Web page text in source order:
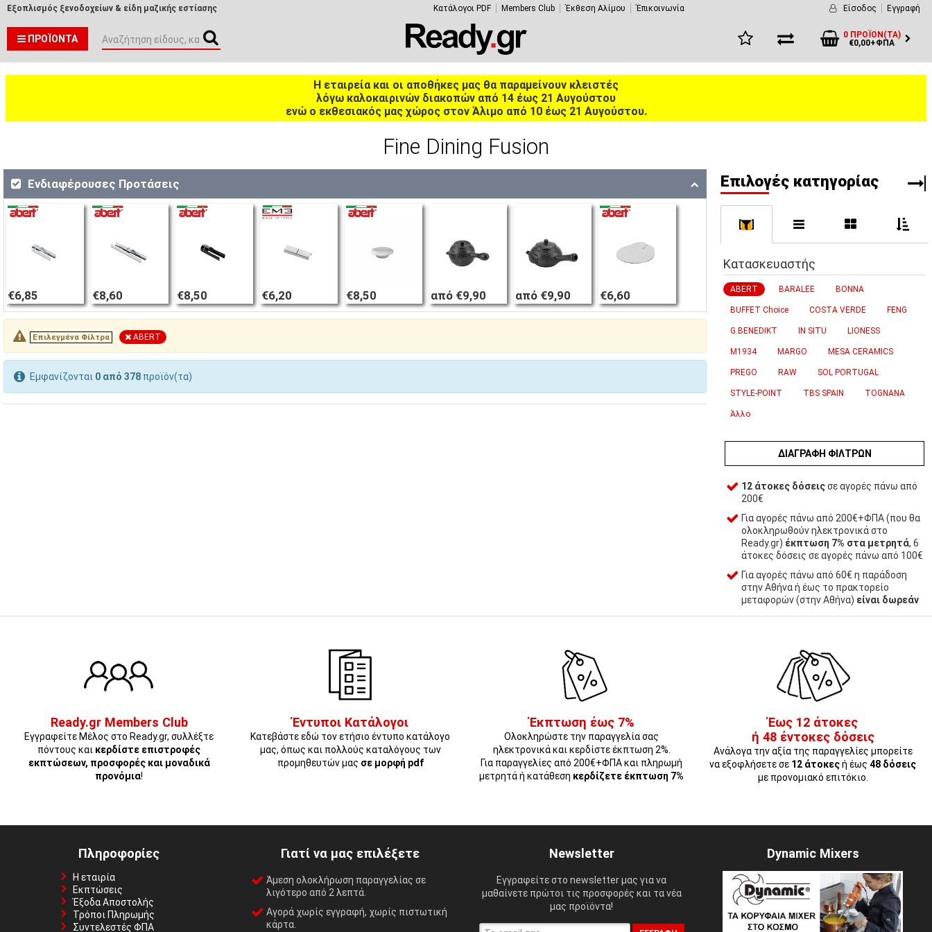
Εξοπλισμός ξενοδοχείων & είδη μαζικής εστίασης Κατάλογοι PDF Members Club Έκθεση Αλίμου Έπικοινωνία Είσοδος Εγγραφή
ΠΡΟΪΌΝΤΑ
0 ΠΡΟΪΌΝ(ΤΑ)
€0,00+ΦΠΑ
Η εταιρεία και οι αποθήκες μας θα παραμείνουν κλειστές
λόγω καλοκαιρινών διακοπών από 14 έως 21 Αυγούστου
ενώ ο εκθεσιακός μας χώρος στον Άλιμο από 10 έως 21 Αυγούστου.
Fine Dining Fusion
Ενδιαφέρουσες Προτάσεις
€6,85 €8,60 €8,50 €6,20 €8,50 από €9,90 από €9,90 €6,60
Επιλεγμένα Φίλτρα ABERT
Εμφανίζονται 0 από 378 προϊόν(τα)
Eπιλογές κατηγορίας
[
Κατασκευαστής
ABERT BARALEE BONNA
BUFFET Choice COSTA VERDE FENG
G.BENEDIKT IN SITU LIONESS
M1934 MARGO MESA CERAMICS
PREGO RAW SOL PORTUGAL
STYLE-POINT TBS SPAIN TOGNANA
Άλλο
ΔΙΑΓΡΑΦΉ ΦΊΛΤΡΩΝ
12 άτοκες δόσειςσε αγορές πάνω από
200€
Για αγορές πάνω από 200€+ΦΠΑ (που θα
ολοκληρωθούν ηλεκτρονικά στο
Ready.gr) έκπτωση 7% στα μετρητά, 6
άτοκες δόσεις σε αγορές πάνω από 100€
Για αγορές πάνω από 60€ η παράδοση
στην Αθήνα ή έως το πρακτορείο
μεταφορών (στην Αθήνα) είναι δωρεάν
Ready.gr Members Club
Εγγραφείτε Μέλος στο Ready.gr, συλλέξτε
πόντους και κερδίστε επιστροφές
εκπτώσεων, προσφορές και μοναδικά
προνόμια!
Έντυποι Κατάλογοι
Κατεβάστε εδώ τον ετήσιο έντυπο κατάλογο
μας, όπως και πολλούς καταλόγους των
προμηθευτών μας σε μορφή pdf
Έκπτωση έως 7%
Ολοκληρώστε την παραγγελία σας
ηλεκτρονικά και κερδίστε έκπτωση 2%.
Για παραγγελίες από 200€+ΦΠΑ και πληρωμή
μετρητά ή κατάθεση κερδίζετε έκπτωση 7%
Έως 12 άτοκες
ή 48 έντοκες δόσεις
Ανάλογα την αξία της παραγγελίες μπορείτε
να εξοφλήσετε σε 12 άτοκεςή έως48 δόσεις
με προνομιακό επιτόκιο.
Πληροφορίες
Η εταιρία
Εκπτώσεις
Έξοδα Αποστολής
Τρόποι Πληρωμής
Συντελεστές ΦΠΑ
Γιατί να μας επιλέξετε
Άμεση ολοκλήρωση παραγγελίας σε
λιγότερο από 2 λεπτά.
Αγορά χωρίς εγγραφή, χωρίς πιστωτική
κάρτα.
Newsletter
Εγγραφείτε στο newsletter μας για να
μαθαίνετε πρώτοι τις προσφορές και τα νέα
μας προϊόντα!
Dynamic Mixers